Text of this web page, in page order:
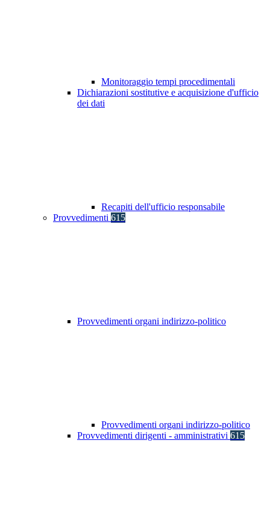
Monitoraggio tempi procedimentali
Dichiarazioni sostitutive e acquisizione d'ufficio
dei dati
Recapiti dell'ufficio responsabile
Provvedimenti 615
Provvedimenti organi indirizzo-politico
Provvedimenti organi indirizzo-politico
Provvedimenti dirigenti - amministrativi 615